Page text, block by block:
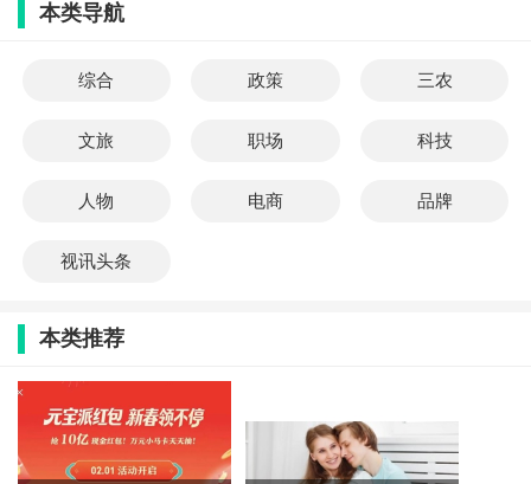
本类导航
综合 政策 三农
文旅 职场 科技
人物 电商 品牌
视讯头条
本类推荐